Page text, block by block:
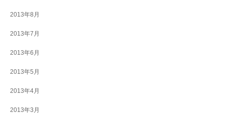
2013年8月
2013年7月
2013年6月
2013年5月
2013年4月
2013年3月